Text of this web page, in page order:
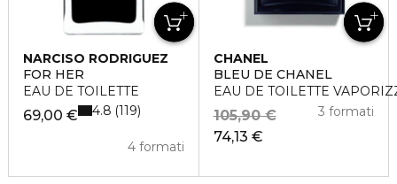
NARCISO RODRIGUEZ
FOR HER
EAU DE TOILETTE
69,00 €
4 formati
4.8 119
CHANEL
BLEU DE CHANEL
EAU DE TOILETTE
74,13 €
105,90 € 3 formati